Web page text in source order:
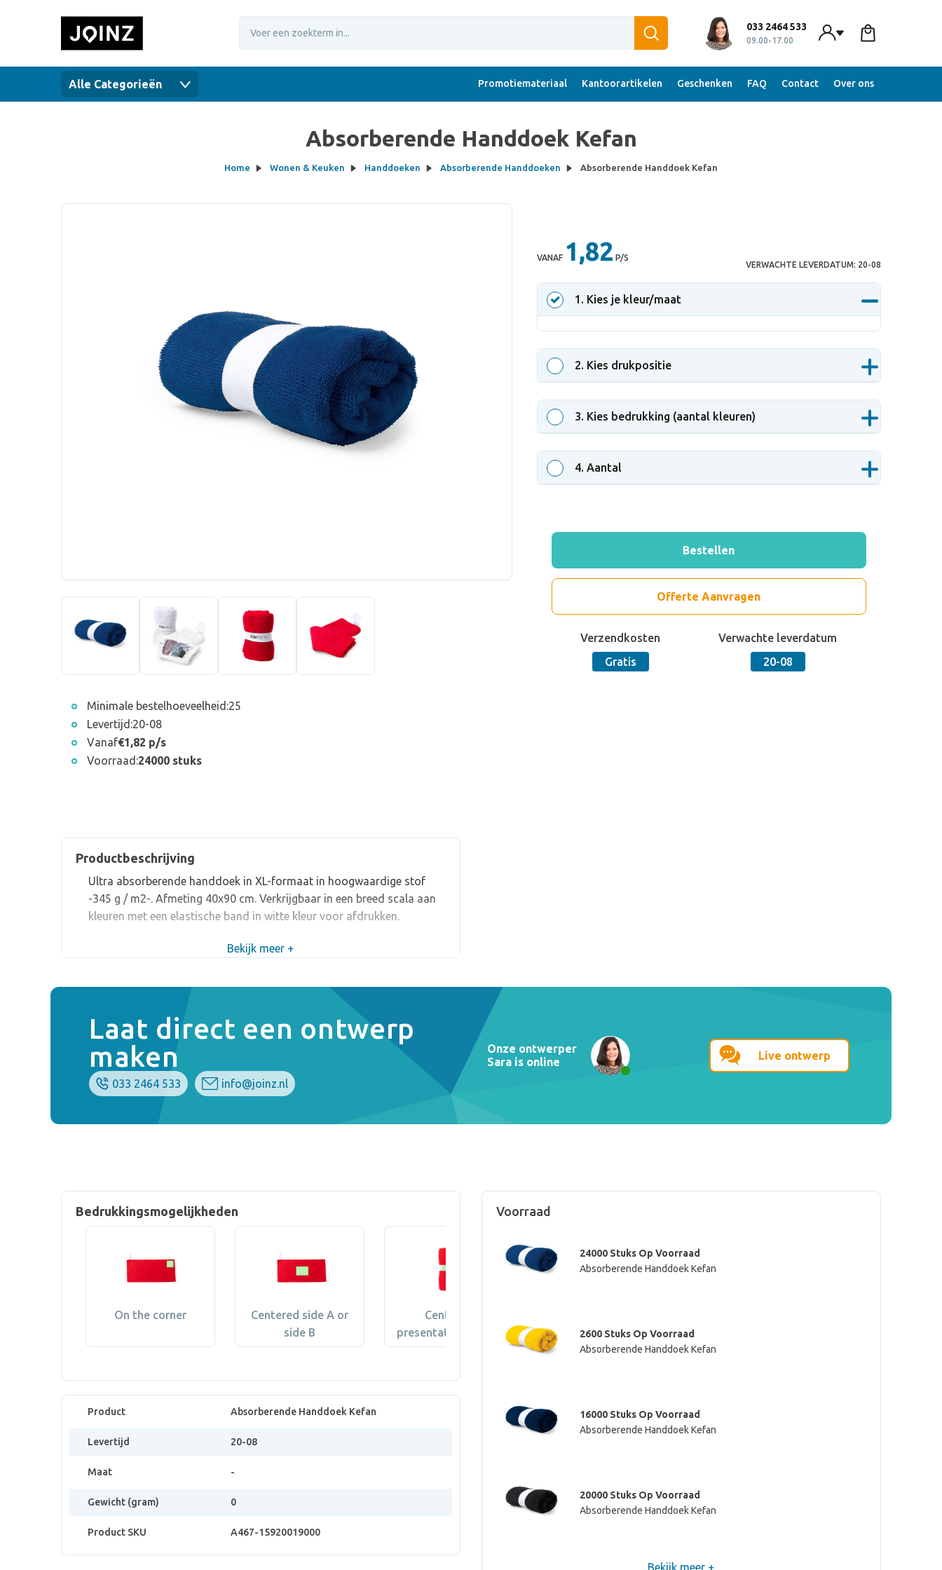
033 2464 533
09.00-17.00
Alle Categorieën Promotiemateriaal Kantoorartikelen Geschenken FAQ Contact Over ons
Absorberende Handdoek Kefan
Home Wonen & Keuken Handdoeken Absorberende Handdoeken Absorberende Handdoek Kefan
Minimale bestelhoeveelheid:25
Levertijd:20-08
Vanaf€1,82 p/s
Voorraad:24000 stuks
VANAF 1,82 P/S
VERWACHTE LEVERDATUM: 20-08
1 . Kies je kleur/maat
2. Kies drukpositie
3. Kies bedrukking (aantal kleuren)
4. Aantal
Bestellen
Offerte Aanvragen
Verzendkosten
Gratis
Verwachte leverdatum
20-08
Productbeschrijving
Ultra absorberende handdoek in XL-formaat in hoogwaardige stof
-345 g / m2-. Afmeting 40x90 cm. Verkrijgbaar in een breed scala aan
kleuren met een elastische band in witte kleur voor afdrukken.
Bekijk meer +
Laat direct een ontwerp
maken
033 2464 533 info@joinz.nl
Onze ontwerper
Sara is online
Live ontwerp
Bedrukkingsmogelijkheden
On the corner
Centered side A or
side B
Centered
presentation ribbon
Product Absorberende Handdoek Kefan
Levertijd 20-08
Maat -
Gewicht (gram) 0
Product SKU A467-15920019000
Voorraad
24000 Stuks Op Voorraad
Absorberende Handdoek Kefan
2600 Stuks Op Voorraad
Absorberende Handdoek Kefan
16000 Stuks Op Voorraad
Absorberende Handdoek Kefan
20000 Stuks Op Voorraad
Absorberende Handdoek Kefan
Bekijk meer +